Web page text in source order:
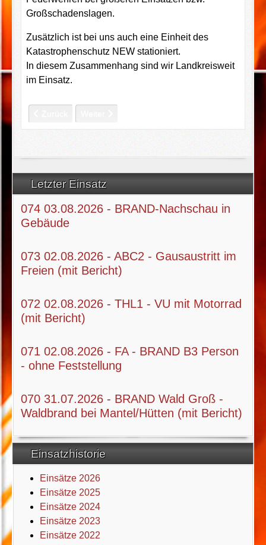
Letzter Einsatz
074 03.08.2026 - BRAND-Nachschau in
Gebäude
073 02.08.2026 - ABC2 - Gausaustritt im
Freien (mit Bericht)
072 02.08.2026 - THL1 - VU mit Motorrad
(mit Bericht)
071 02.08.2026 - FA - BRAND B3 Person
- ohne Feststellung
070 31.07.2026 - BRAND Wald Groß -
Waldbrand bei Mantel/Hütten (mit Bericht)
Einsatzhistorie
Einsätze 2026
Einsätze 2025
Einsätze 2024
Einsätze 2023
Einsätze 2022
Großschadenslagen.
Zusätzlich ist bei uns auch eine Einheit des
Katastrophenschutz NEW stationiert.
In diesem Zusammenhang sind wir Landkreisweit
im Einsatz.